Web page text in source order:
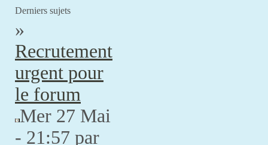
Derniers sujets
»
Recrutement
urgent pour
le forum
Mer 27 Mai
- 21:57 par